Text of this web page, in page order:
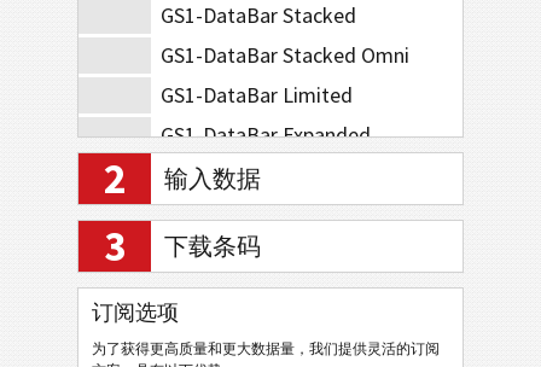
GS1-DataBar Stacked
GS1-DataBar Stacked Omni
GS1-DataBar Limited
GS1-DataBar Expanded
GS1-DataBar Expanded Stacked
GS1-128 Composite Symbology
GS1-DataBar Composite
GS1-DataBar Stacked Composite
2 输入数据
3 下载条码
订阅选项
为了获得更高质量和更大数据量，我们提供灵活的订阅